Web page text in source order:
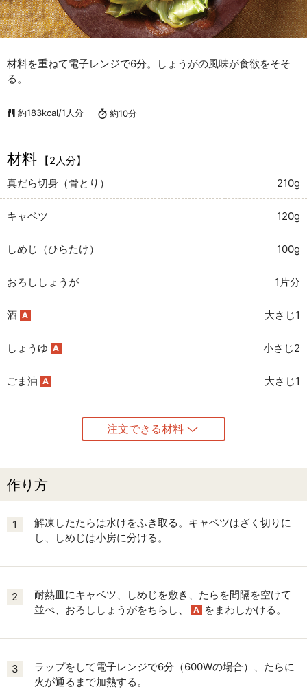
材料を重ねて電子レンジで6分。しょうがの風味が食欲をそそ
る。
約183kcal/1人分 約10分
材料
【2人分】
真だら切身（骨とり）
210g
キャベツ 120g
しめじ（ひらたけ） 100g
おろししょうが 1片分
酒 A 大さじ1
しょうゆ A 小さじ2
ごま油 A 大さじ1
注文できる材料
作り方
1
解凍したたらは水けをふき取る。キャベツはざく切りに
し、しめじは小房に分ける。
2
耐熱皿にキャベツ、しめじを敷き、たらを間隔を空けて
並べ、おろししょうがをちらし、
A をまわしかける。
3
ラップをして電子レンジで6分（600Wの場合）、たらに
火が通るまで加熱する。